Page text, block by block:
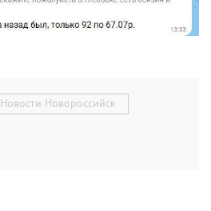
Новости Новороссийск